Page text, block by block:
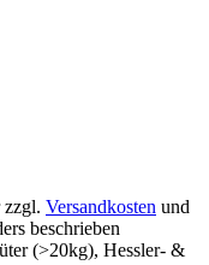
zzgl. Versandkosten und
beschrieben
(>20kg), Hessler- &